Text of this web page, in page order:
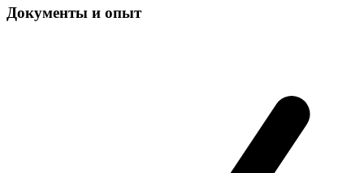
Документы и опыт